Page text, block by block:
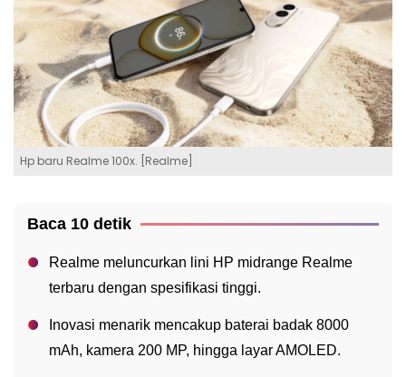
Hp baru Realme 100x. [Realme]
Baca 10 detik
Realme meluncurkan lini HP midrange Realme
terbaru dengan spesifikasi tinggi.
Inovasi menarik mencakup baterai badak 8000
mAh, kamera 200 MP, hingga layar AMOLED.